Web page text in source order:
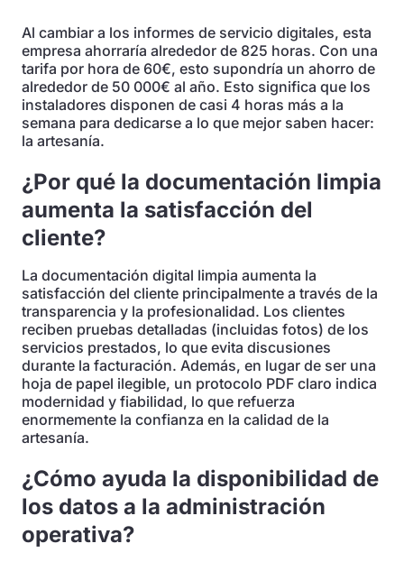
Al cambiar a los informes de servicio digitales, esta
empresa ahorraría alrededor de 825 horas. Con una
tarifa por hora de 60€, esto supondría un ahorro de
alrededor de 50 000€ al año. Esto significa que los
instaladores disponen de casi 4 horas más a la
semana para dedicarse a lo que mejor saben hacer:
la artesanía.
¿Por qué la documentación limpia
aumenta la satisfacción del
cliente?
La documentación digital limpia aumenta la
satisfacción del cliente principalmente a través de la
transparencia y la profesionalidad. Los clientes
reciben pruebas detalladas (incluidas fotos) de los
servicios prestados, lo que evita discusiones
durante la facturación. Además, en lugar de ser una
hoja de papel ilegible, un protocolo PDF claro indica
modernidad y fiabilidad, lo que refuerza
enormemente la confianza en la calidad de la
artesanía.
¿Cómo ayuda la disponibilidad de
los datos a la administración
operativa?